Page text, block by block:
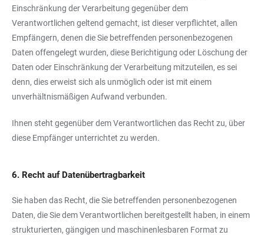
Einschränkung der Verarbeitung gegenüber dem
Verantwortlichen geltend gemacht, ist dieser verpflichtet, allen
Empfängern, denen die Sie betreffenden personenbezogenen
Daten offengelegt wurden, diese Berichtigung oder Löschung der
Daten oder Einschränkung der Verarbeitung mitzuteilen, es sei
denn, dies erweist sich als unmöglich oder ist mit einem
unverhältnismäßigen Aufwand verbunden.
Ihnen steht gegenüber dem Verantwortlichen das Recht zu, über
diese Empfänger unterrichtet zu werden.
6. Recht auf Datenübertragbarkeit
Sie haben das Recht, die Sie betreffenden personenbezogenen
Daten, die Sie dem Verantwortlichen bereitgestellt haben, in einem
strukturierten, gängigen und maschinenlesbaren Format zu